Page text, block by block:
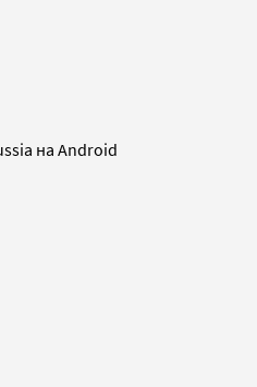
на Android